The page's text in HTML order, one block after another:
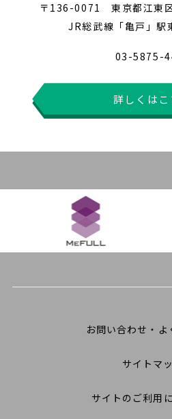
〒136-0071 東京都江東
JR総武線「亀戸」
03-5875-
詳しくはこ
お問い合わせ・よ
サイトマ
サイトのご利用